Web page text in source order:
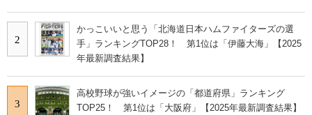
2
かっこいいと思う「北海道日本ハムファイターズの選
手」ランキングTOP28！ 第1位は「伊藤大海」【2025
年最新調査結果】
3
高校野球が強いイメージの「都道府県」ランキング
TOP25！ 第1位は「大阪府」【2025年最新調査結果】